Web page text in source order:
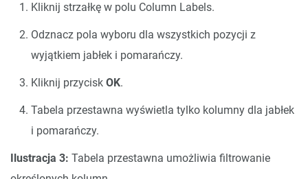
Kliknij strzałkę w polu Column Labels.
Odznacz pola wyboru dla wszystkich pozycji z
wyjątkiem jabłek i pomarańczy.
Kliknij przycisk OK.
Tabela przestawna wyświetla tylko kolumny dla jabłek
i pomarańczy.
Ilustracja 3: Tabela przestawna umożliwia filtrowanie